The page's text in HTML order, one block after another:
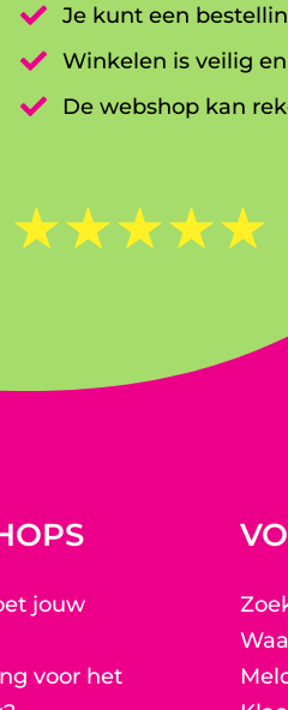
 Je kunt een
 Winkelen is veilig

De webshop kan
☆☆☆☆☆
jouw
voor het